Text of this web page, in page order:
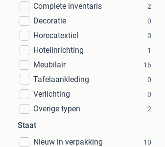
Complete inventaris 2
Decoratie 0
Horecatextiel 0
Hotelinrichting 1
Meubilair 16
Tafelaankleding 0
Verlichting 0
Overige typen 2
Staat
Nieuw in verpakking
10